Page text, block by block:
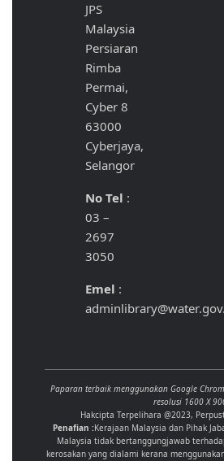
JPS
Malaysia
Persiaran
Rimba
Permai,
Cyber 8
63000
Cyberjaya,
Selangor
No Tel :
03 –
2697
3050
Emel :
Paparan terbaik menggunakan Google
resolusi 1600 X
Hakcipta Terpelihara @2023,
Penafian :Kerajaan Malaysia dan Pihak
Malaysia tidak bertanggungjawab
kerosakan yang dialami kerana